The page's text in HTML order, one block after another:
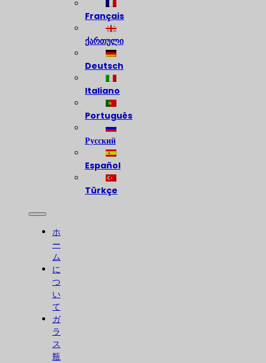
Français
ქართული
Deutsch
Italiano
Português
Русский
Español
Türkçe
ホ
ー
ム
に
つ
い
て
ガ
ラ
ス
瓶